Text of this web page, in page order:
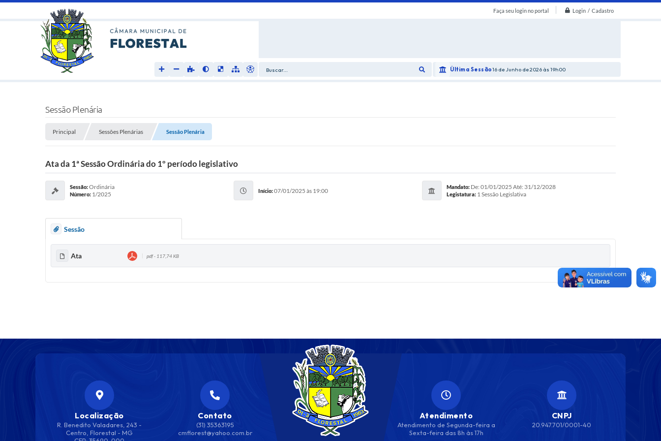
Faça seu login no portal Login / Cadastro
Buscar... Última Sessão16 de Junho de 2026 19h00
Sessão Plenária
Principal Sessões Plenárias Sessão Plenária
Ata da 1ª Sessão Ordinária do 1º período legislativo
Sessão:Ordinária
Número: 1/2025 Início:07/01/2025 às 19:00 Mandato:De: 01/01/2025 Até: 31/12/2028
Legistatura:1 Sessão Legislativa
Sessão
Ata pdf - 117,74 KB
Localização
R. Benedito Valadares, 243 -
Centro, Florestal - MG
Contato
(31) 35363195
cmflorest@yahoo.com.br
Atendimento
Atendimento de Segunda-feira a
Sexta-feira das 8h às 17h
CNPJ
20.947.701/0001-40